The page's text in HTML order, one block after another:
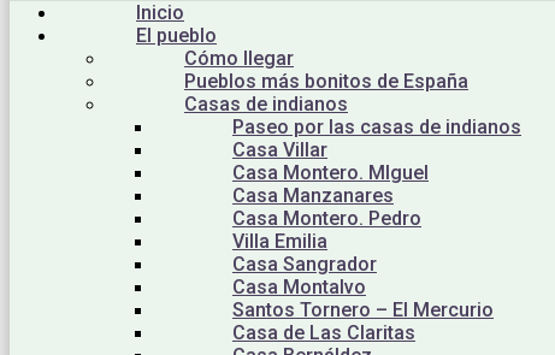
Inicio
El pueblo
Cómo llegar
Pueblos más bonitos de España
Casas de indianos
Paseo por las casas de indianos
Casa Villar
Casa Montero. MIguel
Casa Manzanares
Casa Montero. Pedro
Villa Emilia
Casa Sangrador
Casa Montalvo
Santos Tornero – El Mercurio
Casa de Las Claritas